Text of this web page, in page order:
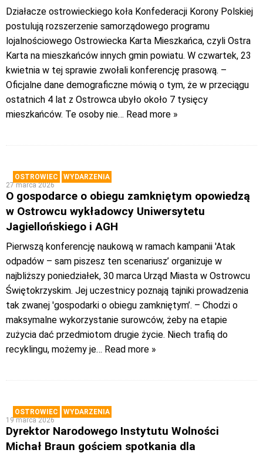
Działacze ostrowieckiego koła Konfederacji Korony Polskiej
postulują rozszerzenie samorządowego programu
lojalnościowego Ostrowiecka Karta Mieszkańca, czyli Ostra
Karta na mieszkańców innych gmin powiatu. W czwartek, 23
kwietnia w tej sprawie zwołali konferencję prasową. –
Oficjalne dane demograficzne mówią o tym, że w przeciągu
ostatnich 4 lat z Ostrowca ubyło około 7 tysięcy
mieszkańców. Te osoby nie… Read more »
OSTROWIEC
WYDARZENIA
27 marca 2026
O gospodarce o obiegu zamkniętym opowiedzą
w Ostrowcu wykładowcy Uniwersytetu
Jagiellońskiego i AGH
Pierwszą konferencję naukową w ramach kampanii 'Atak
odpadów – sam piszesz ten scenariusz’ organizuje w
najbliższy poniedziałek, 30 marca Urząd Miasta w Ostrowcu
Świętokrzyskim. Jej uczestnicy poznają tajniki prowadzenia
tak zwanej 'gospodarki o obiegu zamkniętym’. – Chodzi o
maksymalne wykorzystanie surowców, żeby na etapie
zużycia dać przedmiotom drugie życie. Niech trafią do
recyklingu, możemy je… Read more »
OSTROWIEC
WYDARZENIA
19 marca 2026
Dyrektor Narodowego Instytutu Wolności
Michał Braun gościem spotkania dla